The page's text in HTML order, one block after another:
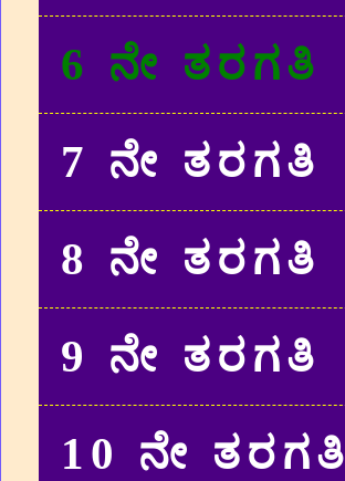
6 ನೇ ತರಗತಿ
7 ನೇ ತರಗತಿ
8 ನೇ ತರಗತಿ
9 ನೇ ತರಗತಿ
10 ನೇ ತರಗತಿ